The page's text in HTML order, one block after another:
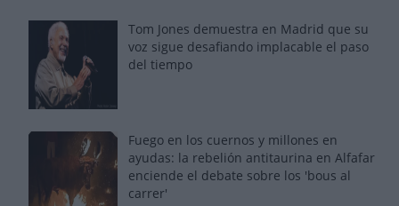
Tom Jones demuestra en Madrid que su
voz sigue desafiando implacable el paso
del tiempo
Fuego en los cuernos y millones en
ayudas: la rebelión antitaurina en Alfafar
enciende el debate sobre los 'bous al
carrer'